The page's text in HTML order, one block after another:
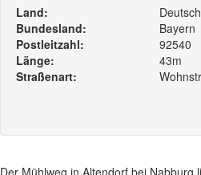
Land:
Bundesland:
Bayern
Postleitzahl:
92540
Länge:
43m
Straßenart:
Der Mühlweg in Altendorf bei